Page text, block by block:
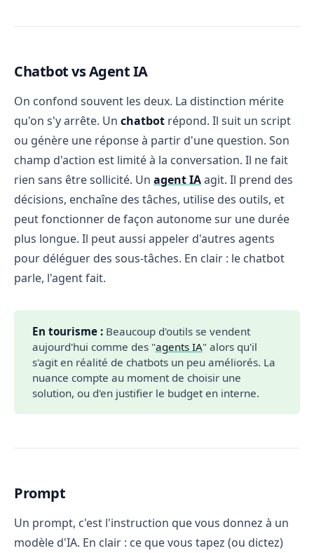
Chatbot vs Agent IA
On confond souvent les deux. La distinction mérite
qu'on s'y arrête. Un chatbot répond. Il suit un script
ou génère une réponse à partir d'une question. Son
champ d'action est limité à la conversation. Il ne fait
rien sans être sollicité. Un agent IAagit. Il prend des
décisions, enchaîne des tâches, utilise des outils, et
peut fonctionner de façon autonome sur une durée
plus longue. Il peut aussi appeler d'autres agents
pour déléguer des sous-tâches. En clair : le chatbot
parle, l'agent fait.
En tourisme :Beaucoup d'outils se vendent
aujourd'hui comme des "agents IA" alors qu'il
s'agit en réalité de chatbots un peu améliorés. La
nuance compte au moment de choisir une
solution, ou d'en justifier le budget en interne.
Prompt
Un prompt, c'est l'instruction que vous donnez à un
modèle d'IA. En clair : ce que vous tapez (ou dictez)